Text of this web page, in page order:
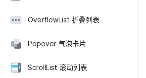
OverflowList 折叠列表
Popover 气泡卡片
ScrollList 滚动列表